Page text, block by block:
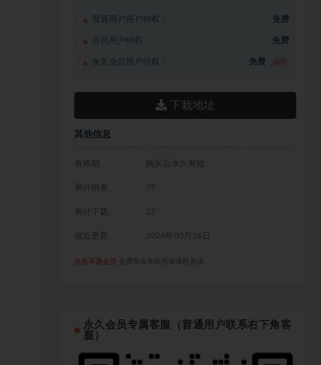
普通用户用户特权： 免费
会员用户特权： 免费
永久会员用户特权： 免费
下栽地址
其他信息
有效期 购买后永久有效
累计销量 75
累计下载 25
最近更新 2026年05月16日
点击开通会员 免费享有本站所有课程资源
永久会员专属客服（普通用户联系右下角客
服）